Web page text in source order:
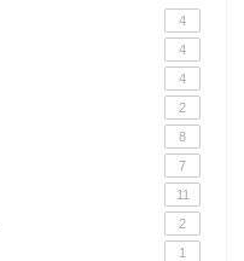
4
4
4
2
8
7
11
2
1